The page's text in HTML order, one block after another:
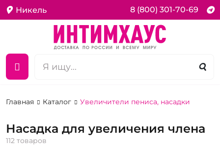
Никель 8 (800) 301-70-69
Главная Каталог Увеличители пениса, насадки
Насадка для увеличения члена
112 товаров